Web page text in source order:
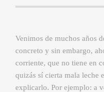
Venimos de muchos años
concreto y sin embargo,
corriente, que no tiene en
quizás sí cierta mala leche
explicarlo. Por ejemplo: a